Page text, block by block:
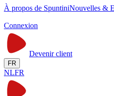
À propos de SpuntiniNouvelles &
Connexion
Devenir client
FR
NLFR